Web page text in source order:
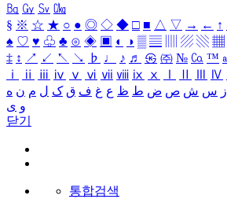
㏃ ㏉ ㏜ ㏆
§ ※ ☆ ★ ○ ● ◎ ◇ ◆ □ ■ △ ▽ → ← ↑
♠ ♡ ♥ ♧ ♣ ⊙ ◈ ▣ ◐ ◑ ▒ ▤ ▨ ▧ ▦
‡ ↕ ↗ ↙ ↖ ↘ ♭ ♩ ♪ ♬ ㉿ ㈜ № ㏇ ™
ⅰ
ⅱ ⅲ ⅳ ⅴ ⅵ ⅶ ⅷ ⅸ ⅹ Ⅳ
ز س ش ص ض ط ظ ع غ ف ق ک ل م ن ه
و ی
닫기
통합검색